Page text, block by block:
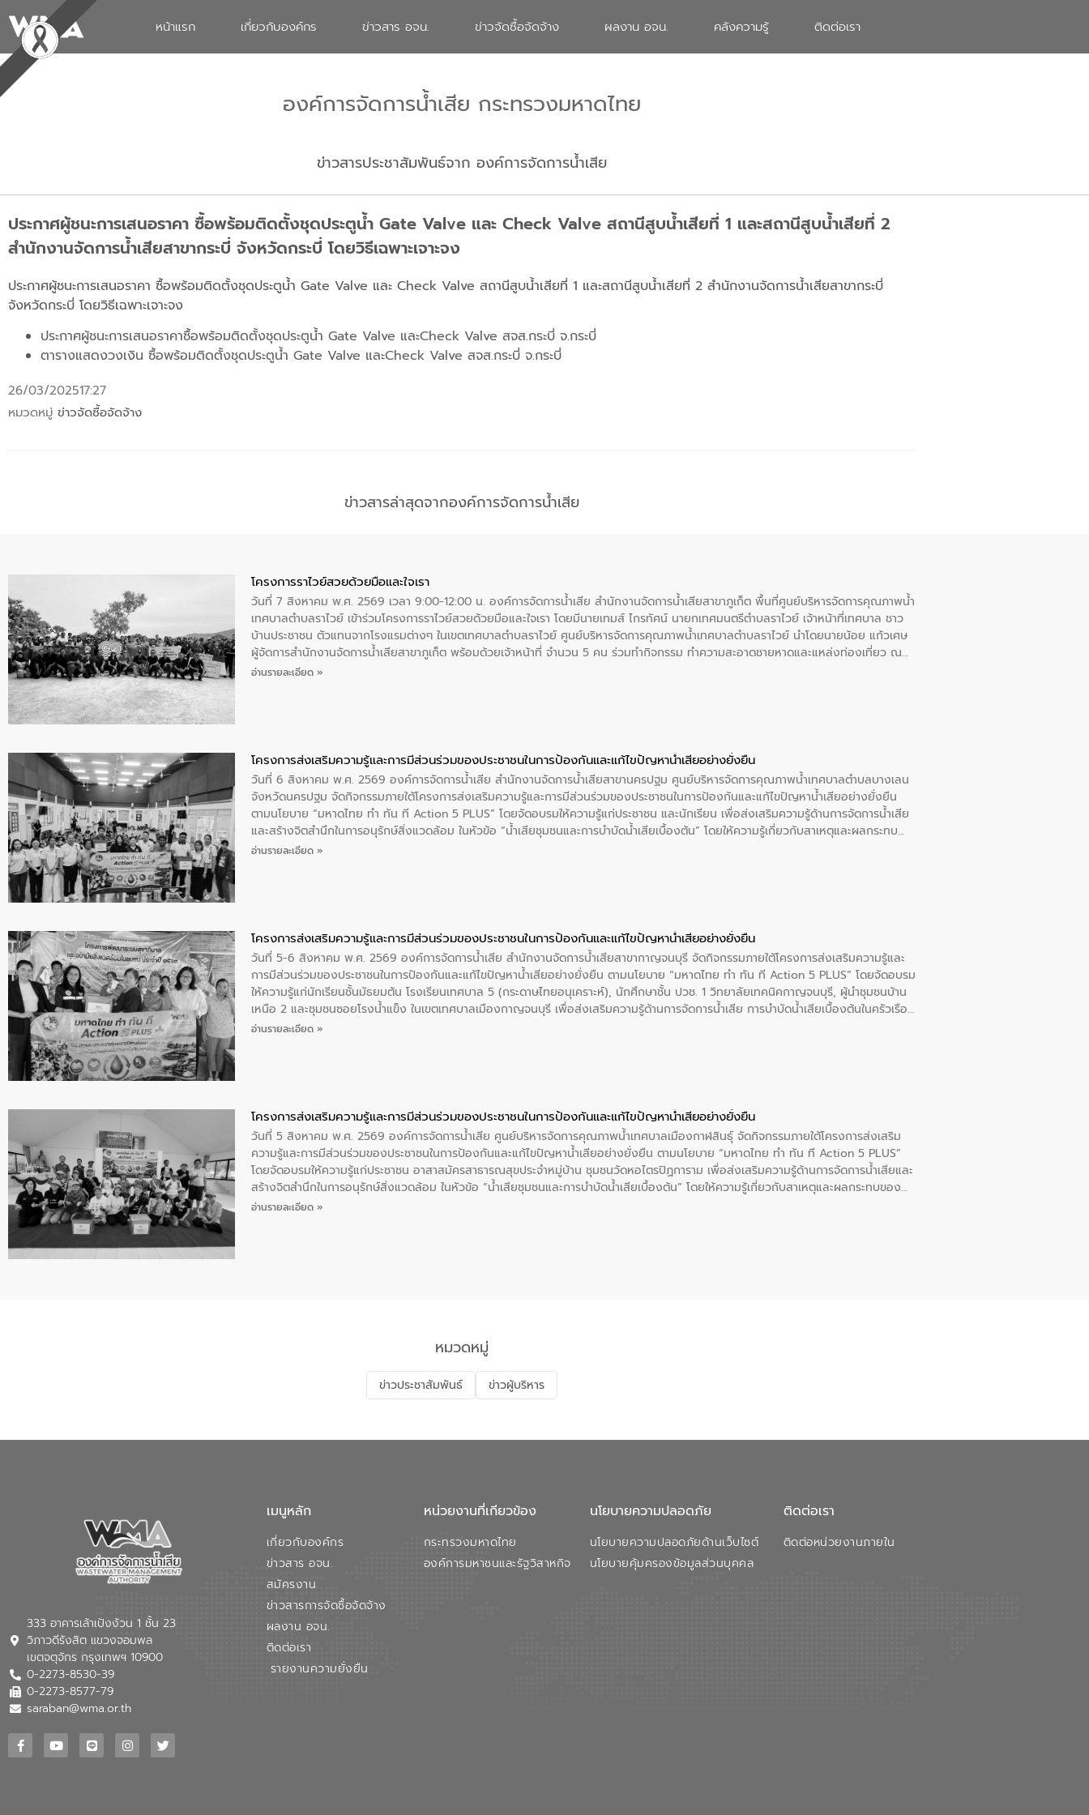
หน้าแรก เกี่ยวกับองค์กร ข่าวสาร อจน. ข่าวจัดซื้อจัดจ้าง ผลงาน อจน. คลังความรู้ ติดต่อเรา
องค์การจัดการน้ำเสีย กระทรวงมหาดไทย
ข่าวสารประชาสัมพันธ์จาก องค์การจัดการน้ำเสีย
ประกาศผู้ชนะการเสนอราคา ซื้อพร้อมติดตั้งชุดประตูน้ำ Gate Valve และ Check Valve สถานีสูบน้ำเสียที่ 1 และสถานีสูบน้ำเสียที่ 2
สำนักงานจัดการน้ำเสียสาขากระบี่ จังหวัดกระบี่ โดยวิธีเฉพาะเจาะจง
ประกาศผู้ชนะการเสนอราคา ซื้อพร้อมติดตั้งชุดประตูน้ำ Gate Valve และ Check Valve สถานีสูบน้ำเสียที่ 1 และสถานีสูบน้ำเสียที่ 2 สำนักงานจัดการน้ำเสียสาขากระบี่
จังหวัดกระบี่ โดยวิธีเฉพาะเจาะจง
ประกาศผู้ชนะการเสนอราคาซื้อพร้อมติดตั้งชุดประตูน้ำ Gate Valve และCheck Valve สจส.กระบี่ จ.กระบี่
ตารางแสดงวงเงิน ซื้อพร้อมติดตั้งชุดประตูน้ำ Gate Valve และCheck Valve สจส.กระบี่ จ.กระบี่
26/03/202517:27
หมวดหมู่ ข่าวจัดซื้อจัดจ้าง
ข่าวสารล่าสุดจากองค์การจัดการน้ำเสีย
โครงการราไวย์สวยด้วยมือและใจเรา
วันที่ 7 สิงหาคม พ.ศ. 2569 เวลา 9:00-12:00 น. องค์การจัดการน้ำเสีย สำนักงานจัดการน้ำเสียสาขาภูเก็ต พื้นที่ศูนย์บริหารจัดการคุณภาพน้ำ
เทศบาลตำบลราไวย์ เข้าร่วมโครงการราไวย์สวยด้วยมือและใจเรา โดยมีนายเทมส์ ไกรทัศน์ นายกเทศมนตรีตำบลราไวย์ เจ้าหน้าที่เทศบาล ชาว
บ้านประชาชน ตัวแทนจากโรงแรมต่างๆ ในเขตเทศบาลตำบลราไวย์ ศูนย์บริหารจัดการคุณภาพน้ำเทศบาลตำบลราไวย์ นำโดยนายน้อย แก้วเศษ
ผู้จัดการสำนักงานจัดการน้ำเสียสาขาภูเก็ต พร้อมด้วยเจ้าหน้าที่ จำนวน 5 คน ร่วมทำกิจกรรม ทำความสะอาดชายหาดและแหล่งท่องเที่ยว ณ
บริเวณแหลมพรหมเทพ หมู่ที่ 6 ตำบลราไวย์ อำเภอเมือง จังหวัดภูเก็ต
อ่านรายละเอียด »
โครงการส่งเสริมความรู้และการมีส่วนร่วมของประชาชนในการป้องกันและแก้ไขปัญหาน้ำเสียอย่างยั่งยืน
วันที่ 6 สิงหาคม พ.ศ. 2569 องค์การจัดการน้ำเสีย สำนักงานจัดการน้ำเสียสาขานครปฐม ศูนย์บริหารจัดการคุณภาพน้ำเทศบาลตำบลบางเลน
จังหวัดนครปฐม จัดกิจกรรมภายใต้โครงการส่งเสริมความรู้และการมีส่วนร่วมของประชาชนในการป้องกันและแก้ไขปัญหาน้ำเสียอย่างยั่งยืน
ตามนโยบาย “มหาดไทย ทำ ทัน ที Action 5 PLUS” โดยจัดอบรมให้ความรู้แก่ประชาชน และนักเรียน เพื่อส่งเสริมความรู้ด้านการจัดการน้ำเสีย
และสร้างจิตสำนึกในการอนุรักษ์สิ่งแวดล้อม ในหัวข้อ “น้ำเสียชุมชนและการบำบัดน้ำเสียเบื้องต้น” โดยให้ความรู้เกี่ยวกับสาเหตุและผลกระทบ
ของน้ำเสีย แนวทางการลดการเกิดน้ำเสียจากแหล่งกำเนิด การบำบัดน้ำเสียเบื้องต้นในครัวเรือน ณ เทศบาลตำบลบางเลน จังหวัดนครปฐม
อ่านรายละเอียด »
โครงการส่งเสริมความรู้และการมีส่วนร่วมของประชาชนในการป้องกันและแก้ไขปัญหาน้ำเสียอย่างยั่งยืน
วันที่ 5-6 สิงหาคม พ.ศ. 2569 องค์การจัดการน้ำเสีย สำนักงานจัดการน้ำเสียสาขากาญจนบุรี จัดกิจกรรมภายใต้โครงการส่งเสริมความรู้และ
การมีส่วนร่วมของประชาชนในการป้องกันและแก้ไขปัญหาน้ำเสียอย่างยั่งยืน ตามนโยบาย “มหาดไทย ทำ ทัน ที Action 5 PLUS” โดยจัดอบรม
ให้ความรู้แก่นักเรียนชั้นมัธยมต้น โรงเรียนเทศบาล 5 (กระดาษไทยอนุเคราะห์), นักศึกษาชั้น ปวช. 1 วิทยาลัยเทคนิคกาญจนบุรี, ผู้นำชุมชนบ้าน
เหนือ 2 และชุมชนซอยโรงน้ำแข็ง ในเขตเทศบาลเมืองกาญจนบุรี เพื่อส่งเสริมความรู้ด้านการจัดการน้ำเสีย การบำบัดน้ำเสียเบื้องต้นในครัวเรือน
และสร้างจิตสำนึกในการอนุรักษ์สิ่งแวดล้อม
อ่านรายละเอียด »
โครงการส่งเสริมความรู้และการมีส่วนร่วมของประชาชนในการป้องกันและแก้ไขปัญหาน้ำเสียอย่างยั่งยืน
วันที่ 5 สิงหาคม พ.ศ. 2569 องค์การจัดการน้ำเสีย ศูนย์บริหารจัดการคุณภาพน้ำเทศบาลเมืองกาฬสินธุ์ จัดกิจกรรมภายใต้โครงการส่งเสริม
ความรู้และการมีส่วนร่วมของประชาชนในการป้องกันและแก้ไขปัญหาน้ำเสียอย่างยั่งยืน ตามนโยบาย “มหาดไทย ทำ ทัน ที Action 5 PLUS”
โดยจัดอบรมให้ความรู้แก่ประชาชน อาสาสมัครสาธารณสุขประจำหมู่บ้าน​ ชุมชนวัดหอไตรปิฏการาม เพื่อส่งเสริมความรู้ด้านการจัดการน้ำเสียและ
สร้างจิตสำนึกในการอนุรักษ์สิ่งแวดล้อม ในหัวข้อ “น้ำเสียชุมชนและการบำบัดน้ำเสียเบื้องต้น” โดยให้ความรู้เกี่ยวกับสาเหตุและผลกระทบของน้ำ
เสีย แนวทางการลดการเกิดน้ำเสียจากแหล่งกำเนิด การบำบัดน้ำเสียเบื้องต้นในครัวเรือน ณ ชุมชนวัดหอไตรปิฏการาม อำเภอเมืองกาฬสินธุ์
อ่านรายละเอียด »
หมวดหมู่
ข่าวประชาสัมพันธ์ ข่าวผู้บริหาร
333 อาคารเล้าเป้งง้วน 1 ชั้น 23
วิภาวดีรังสิต แขวงจอมพล
เขตจตุจักร กรุงเทพฯ 10900
0-2273-8530-39
0-2273-8577-79
saraban@wma.or.th
เมนูหลัก
เกี่ยวกับองค์กร
ข่าวสาร อจน.
สมัครงาน
ข่าวสารการจัดซื้อจัดจ้าง
ผลงาน อจน.
ติดต่อเรา
รายงานความยั่งยืน
หน่วยงานที่เกียวข้อง
กระทรวงมหาดไทย
องค์การมหาชนและรัฐวิสาหกิจ
นโยบายความปลอดภัย
นโยบายความปลอดภัยด้านเว็บไซต์
นโยบายคุ้มครองข้อมูลส่วนบุคคล
ติดต่อเรา
ติดต่อหน่วยงานภายใน